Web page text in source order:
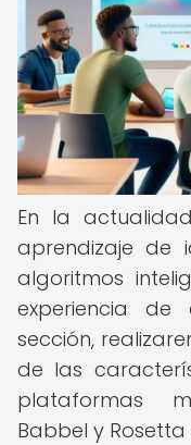
En la
aprendizaje de
algoritmos
experiencia de
sección,
de las
plataformas
Babbel y Rosetta